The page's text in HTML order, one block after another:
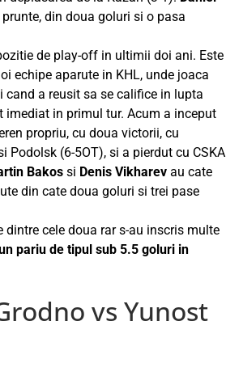
din doua goluri si o pasa
de play-off in ultimii doi ani. Este
echipe aparute in KHL, unde joaca
cand a reusit sa se califice in lupta
imediat in primul tur. Acum a inceput
propriu, cu doua victorii, cu
Podolsk (6-5OT), si a pierdut cu CSKA
Bakos si Denis Vikharev au cate
din cate doua goluri si trei pase
dintre cele doua rar s-au inscris multe
pariu de tipul sub 5.5 goluri in
vs Yunost